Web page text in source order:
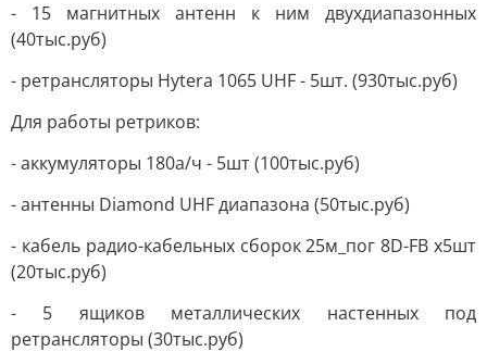
- 15 магнитных антенн к ним двухдиапазонных
(40тыс.руб)
- ретрансляторы Hytera 1065 UHF - 5шт. (930тыс.руб)
Для работы ретриков:
- аккумуляторы 180а/ч - 5шт (100тыс.руб)
- антенны Diamond UHF диапазона (50тыс.руб)
- кабель радио-кабельных сборок 25м_пог 8D-FB х5шт
(20тыс.руб)
- 5 ящиков металлических настенных под
ретрансляторы (30тыс.руб)